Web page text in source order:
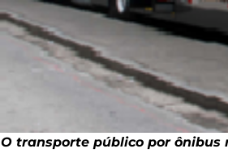
O transporte público por ônibus